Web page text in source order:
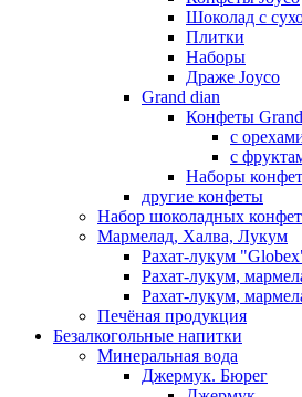
Шоколад с
Плитки
Наборы
Драже Joyco
Grand dian
Конфеты
с
с
Наборы
другие конфеты
Набор шоколадных конфет
Мармелад, Халва, Лукум
Рахат-лукум
Рахат-лукум,
Рахат-лукум,
Печёная продукция
Безалкогольные напитки
Минеральная вода
Джермук. Бюрег